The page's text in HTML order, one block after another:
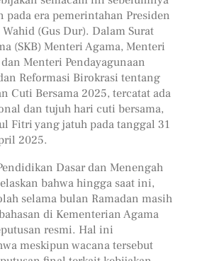
pada era pemerintahan Presiden
(Gus Dur). Dalam Surat
(SKB) Menteri Agama, Menteri
Menteri Pendayagunaan
Reformasi Birokrasi tentang
Cuti Bersama 2025, tercatat ada
dan tujuh hari cuti bersama,
Fitri yang jatuh pada tanggal 31
2025.
Dasar dan Menengah
bahwa hingga saat ini,
selama bulan Ramadan masih
di Kementerian Agama
resmi. Hal ini
meskipun wacana tersebut